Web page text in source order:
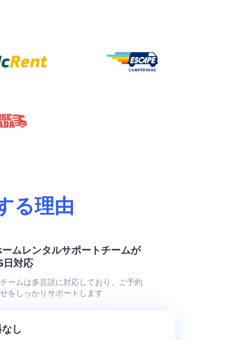
る理由
ムレンタルサポートチームが
対応
ームは多言語に対応しており、ご予約
をしっかりサポートします
し